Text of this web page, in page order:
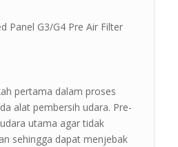
Panel G3/G4 Pre Air Filter
pertama dalam proses
alat pembersih udara. Pre-
utama agar tidak
sehingga dapat menjebak